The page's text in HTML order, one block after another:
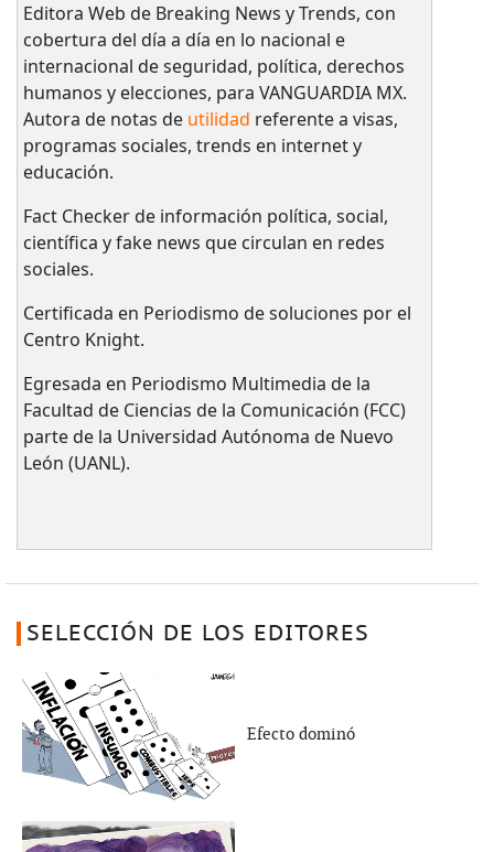
Editora Web de Breaking News y Trends, con
cobertura del día a día en lo nacional e
internacional de seguridad, política, derechos
humanos y elecciones, para VANGUARDIA MX.
Autora de notas de utilidad referente a visas,
programas sociales, trends en internet y
educación.
Fact Checker de información política, social,
científica y fake news que circulan en redes
sociales.
Certificada en Periodismo de soluciones por el
Centro Knight.
Egresada en Periodismo Multimedia de la
Facultad de Ciencias de la Comunicación (FCC)
parte de la Universidad Autónoma de Nuevo
León (UANL).
SELECCIÓN DE LOS EDITORES
Efecto dominó